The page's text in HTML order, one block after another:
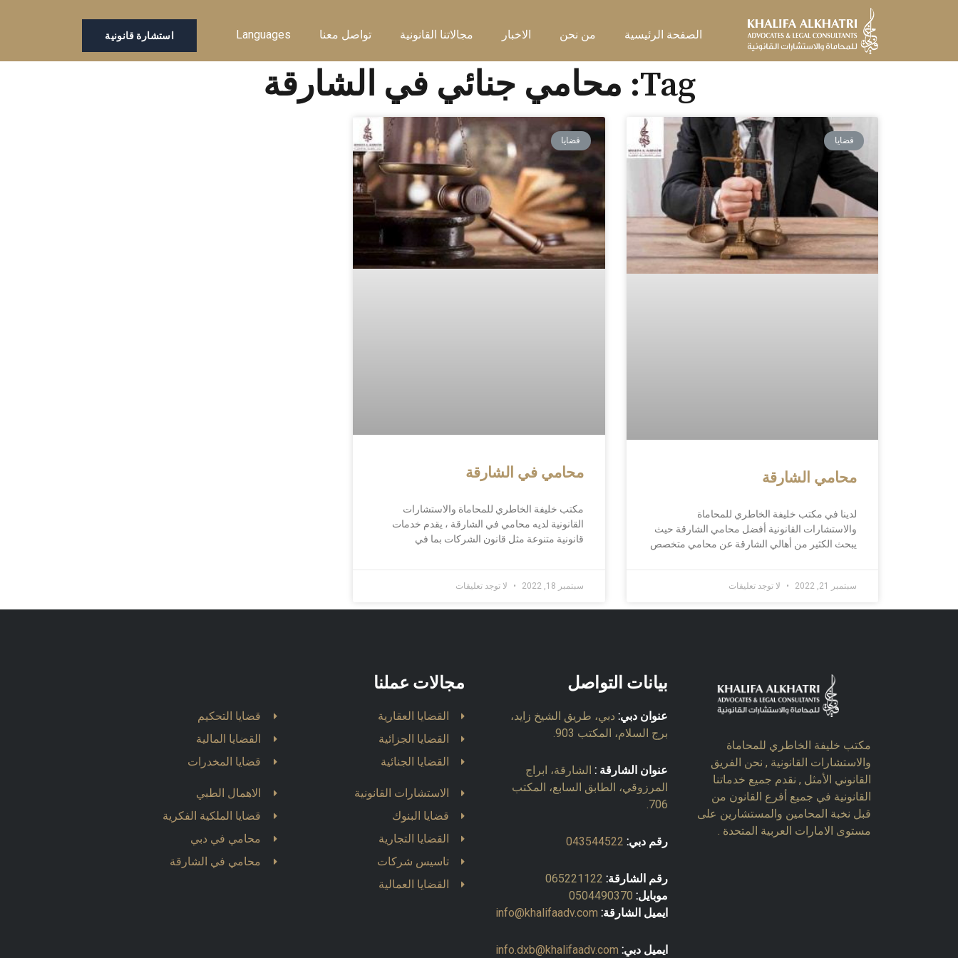
الصفحة الرئيسية من نحن الاخبار مجالاتنا القانونية تواصل معنا Languages استشارة قانونية
Tag: محامي جنائي في الشارقة
قضايا
محامي الشارقة
لدينا في مكتب خليفة الخاطري للمحاماة
والاستشارات القانونية أفضل محامي الشارقة حيث
يبحث الكثير من أهالي الشارقة عن محامي متخصص
سبتمبر 21, 2022 لا توجد تعليقات
قضايا
محامي في الشارقة
مكتب خليفة الخاطري للمحاماة والاستشارات
القانونية لديه محامي في الشارقة ، يقدم خدمات
قانونية متنوعة مثل قانون الشركات بما في
سبتمبر 18, 2022 لا توجد تعليقات
مكتب خليفة الخاطري للمحاماة
والاستشارات القانونية , نحن الفريق
القانوني الأمثل , نقدم جميع خدماتنا
القانونية في جميع أفرع القانون من
قبل نخبة المحامين والمستشارين على
مستوى الامارات العربية المتحدة .
بيانات التواصل
عنوان دبي: دبي، طريق الشيخ زايد،
برج السلام، المكتب 903.
عنوان الشارقة : الشارقة، ابراج
المرزوقي، الطابق السابع، المكتب
706.
رقم دبي: 043544522
رقم الشارقة: 065221122
موبايل: 0504490370
ايميل الشارقة: info@khalifaadv.com
ايميل دبي: info.dxb@khalifaadv.com
مجالات عملنا
القضايا العقارية
القضايا الجزائية
القضايا الجنائية
الاستشارات القانونية
قضايا البنوك
القضايا التجارية
تاسيس شركات
القضايا العمالية
قضايا التحكيم
القضايا المالية
قضايا المخدرات
الاهمال الطبي
قضايا الملكية الفكرية
محامي في دبي
محامي في الشارقة